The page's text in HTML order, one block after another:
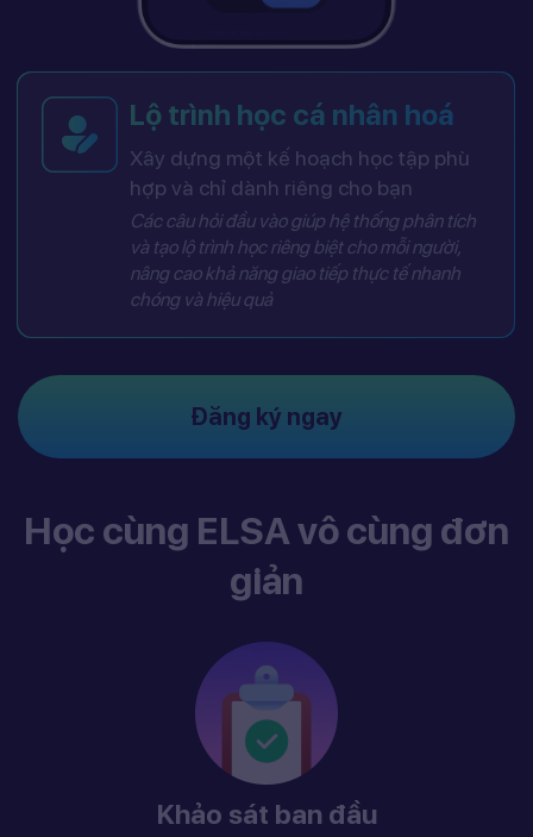
Lộ trình học cá nhân hoá
Xây dựng một kế hoạch học tập phù
hợp và chỉ dành riêng cho bạn
Các câu hỏi đầu vào giúp hệ thống phân tích
và tạo lộ trình học riêng biệt cho mỗi người,
nâng cao khả năng giao tiếp thực tế nhanh
chóng và hiệu quả
Đăng ký ngay
Học cùng ELSA vô cùng đơn
giản
Khảo sát ban đầu